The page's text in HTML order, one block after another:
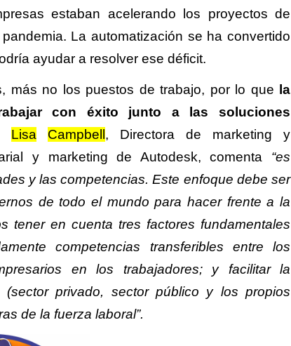
estaban acelerando los proyectos de
La automatización se ha convertido
ayudar a resolver ese déficit.
más no los puestos de trabajo, por lo que
la
con éxito junto a las soluciones
Lisa Campbell , Directora de marketing y
y marketing de Autodesk, comenta “es
y las competencias. Este enfoque debe ser
de todo el mundo para hacer frente a la
tener en cuenta tres factores fundamentales
competencias transferibles entre los
en los trabajadores; y facilitar la
privado, sector público y los propios
de la fuerza laboral”.